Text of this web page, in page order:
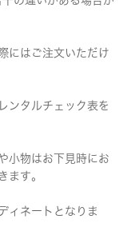
にはご注文いただけ
ンタルチェック表を
小物はお下見時にお
ます。
ィネートとなりま